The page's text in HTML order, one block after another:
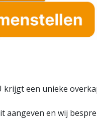
een unieke
en wij